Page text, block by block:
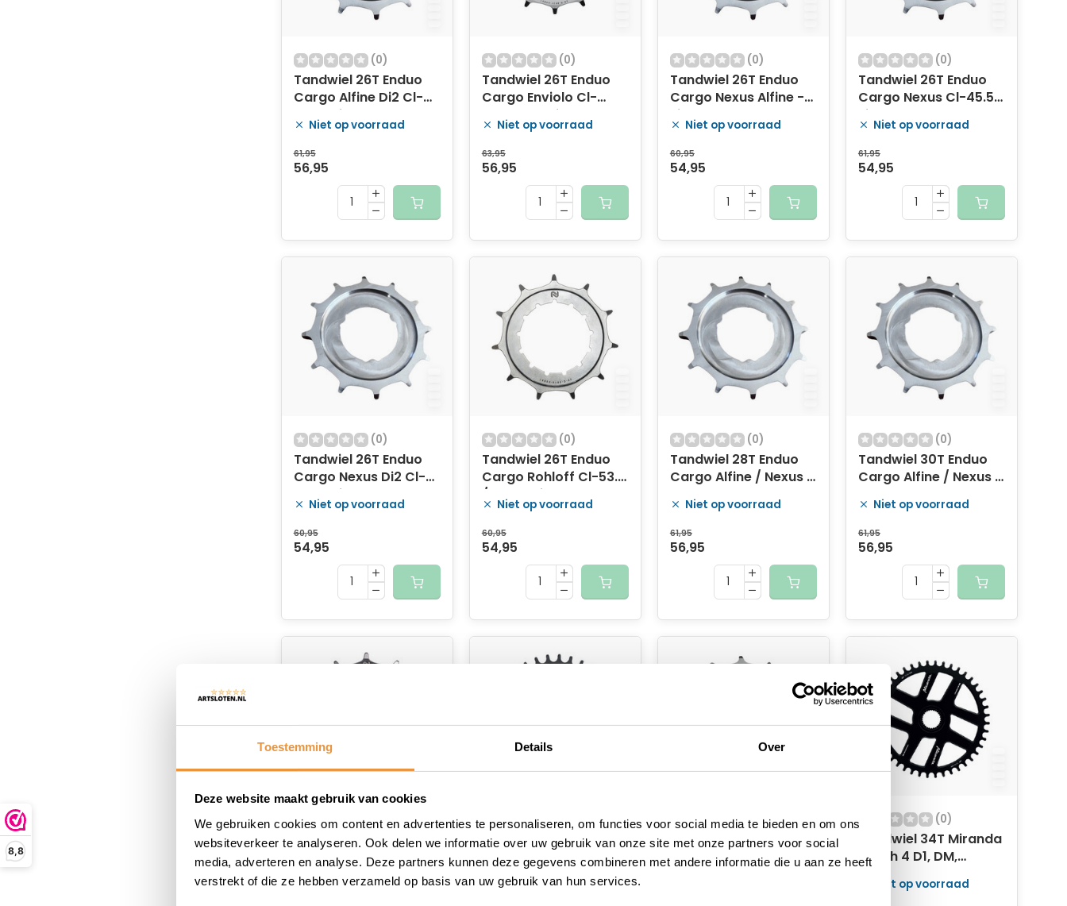
Toestemming Details Over
Deze website maakt gebruik van cookies
We gebruiken cookies om content en advertenties te personaliseren, om functies voor social media te bieden en om ons
websiteverkeer te analyseren. Ook delen we informatie over uw gebruik van onze site met onze partners voor social
media, adverteren en analyse. Deze partners kunnen deze gegevens combineren met andere informatie die u aan ze heeft
verstrekt of die ze hebben verzameld op basis van uw gebruik van hun services.
8,8
(0)
Tandwiel 26T Enduo
Cargo Alfine Di2 Cl-
41.7 - zilver
Niet op voorraad
61,95
56,95
(0)
Tandwiel 26T Enduo
Cargo Enviolo Cl-
45.5mm - zilver
Niet op voorraad
63,95
56,95
(0)
Tandwiel 26T Enduo
Cargo Nexus Alfine -
zilver
Niet op voorraad
60,95
54,95
(0)
Tandwiel 26T Enduo
Cargo Nexus Cl-45.5 -
zilver
Niet op voorraad
61,95
54,95
(0)
Tandwiel 26T Enduo
Cargo Nexus Di2 Cl-
41.7 - zilver
Niet op voorraad
60,95
54,95
(0)
Tandwiel 26T Enduo
Cargo Rohloff Cl-53.0
/ 54.7 - zilver
Niet op voorraad
60,95
54,95
(0)
Tandwiel 28T Enduo
Cargo Alfine / Nexus /
Sturmey Archer -
zilver
Niet op voorraad
61,95
56,95
(0)
Tandwiel 30T Enduo
Cargo Alfine / Nexus /
Sturmey Archer -
zilver
Niet op voorraad
61,95
56,95
(0)
Tandwiel 30T Enduo
Cargo Enviolo Cl-
45.5mm - zilver
Niet op voorraad
(0)
Tandwiel 32T Miranda
Bosch 4 D1, DM,
47.5mm
Op voorraad
(0)
Tandwiel 34T Enduo
Cargo Nexus Cl-45.5 -
(0)
Tandwiel 34T Miranda
Bosch 4 D1, DM,
Niet op voorraad